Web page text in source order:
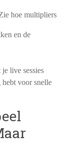
hoe multipliers
en de
live sessies
voor snelle